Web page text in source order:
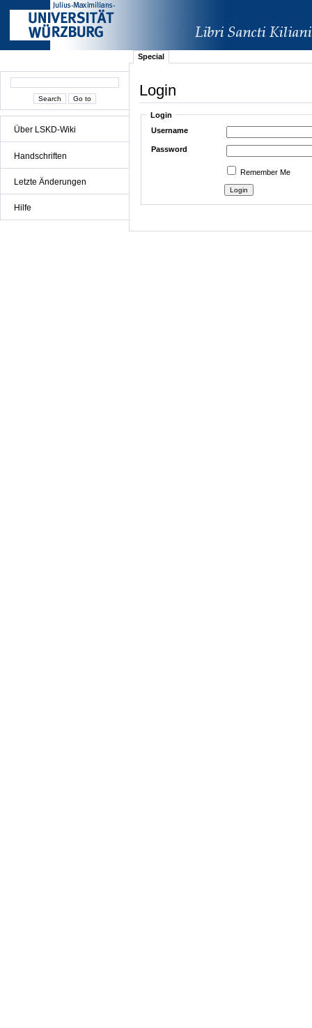
Über LSKD-Wiki
Handschriften
Letzte Änderungen
Hilfe
Special
Login
Login
Username
Password
Remember Me